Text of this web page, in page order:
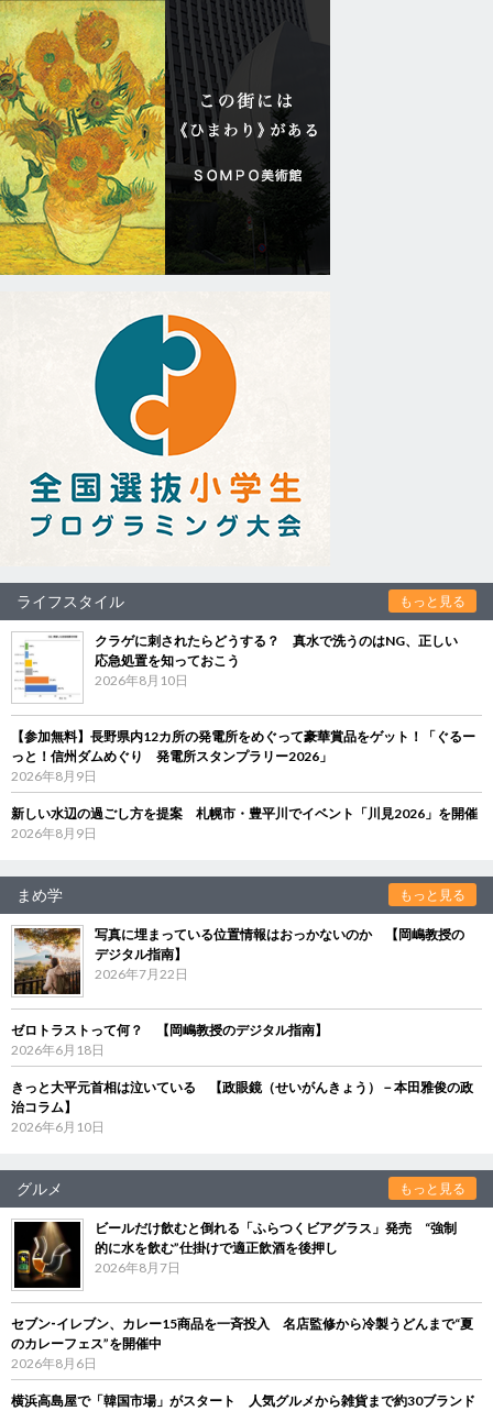
ライフスタイル もっと見る
クラゲに刺されたらどうする？ 真水で洗うのはNG、正しい
応急処置を知っておこう
2026年8月10日
【参加無料】長野県内12カ所の発電所をめぐって豪華賞品をゲット！「ぐるー
っと！信州ダムめぐり 発電所スタンプラリー2026」
2026年8月9日
新しい水辺の過ごし方を提案 札幌市・豊平川でイベント「川見2026」を開催
2026年8月9日
まめ学 もっと見る
写真に埋まっている位置情報はおっかないのか 【岡嶋教授の
デジタル指南】
2026年7月22日
ゼロトラストって何？ 【岡嶋教授のデジタル指南】
2026年6月18日
きっと大平元首相は泣いている 【政眼鏡（せいがんきょう）－本田雅俊の政
治コラム】
2026年6月10日
グルメ もっと見る
ビールだけ飲むと倒れる「ふらつくビアグラス」発売 “強制
的に水を飲む”仕掛けで適正飲酒を後押し
2026年8月7日
セブン‐イレブン、カレー15商品を一斉投入 名店監修から冷製うどんまで“夏
のカレーフェス”を開催中
2026年8月6日
横浜高島屋で「韓国市場」がスタート 人気グルメから雑貨まで約30ブランド